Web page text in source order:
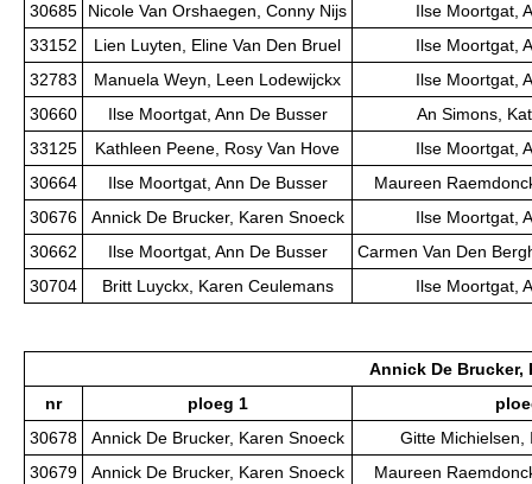
30685
Nicole Van Orshaegen, Conny Nijs
Ilse Moortgat,
33152
Lien Luyten, Eline Van Den Bruel
Ilse Moortgat,
32783
Manuela Weyn, Leen Lodewijckx
Ilse Moortgat,
30660
Ilse Moortgat, Ann De Busser
An Simons,
33125
Kathleen Peene, Rosy Van Hove
Ilse Moortgat,
30664
Ilse Moortgat, Ann De Busser
Maureen
30676
Annick De Brucker, Karen Snoeck
Ilse Moortgat,
30662
Ilse Moortgat, Ann De Busser
Carmen Van Den
30704
Britt Luyckx, Karen Ceulemans Ilse Moortgat,
Annick De Brucker,
nr
ploeg 1
30678
Annick De Brucker, Karen Snoeck
Gitte Michielsen,
30679
Annick De Brucker, Karen Snoeck Maureen